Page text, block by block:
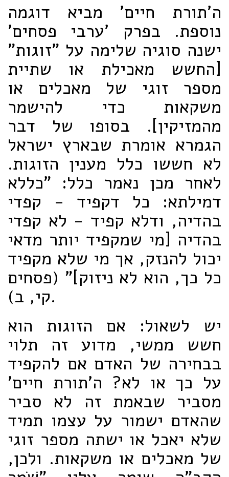
ה'תורת חיים' מביא דוגמה
נוספת. בפרק 'ערבי פסחים'
ישנה סוגיה שלימה על "זוגות"
[החשש מאכילת או שתיית
מספר זוגי של מאכלים או
משקאות כדי להישמר
מהמזיקין]. בסופו של דבר
הגמרא אומרת שבארץ ישראל
לא חששו כלל מענין הזוגות.
לאחר מכן נאמר כלל: "כללא
דמילתא: כל דקפיד - קפדי
בהדיה, ודלא קפיד - לא קפדי
בהדיה [מי שמקפיד יותר מדאי
יכול להנזק, אך מי שלא מקפיד
כל כך, הוא לא ניזוק]" (פסחים
קי, ב).
יש לשאול: אם הזוגות הוא
חשש ממשי, מדוע זה תלוי
בבחירה של האדם אם להקפיד
על כך או לא? ה'תורת חיים'
מסביר שבאמת זה לא סביר
שהאדם ישמור על עצמו תמיד
שלא יאכל או ישתה מספר זוגי
של מאכלים או משקאות. ולכן,